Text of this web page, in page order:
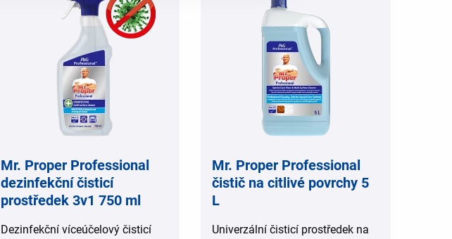
Mr. Proper Professional
dezinfekční čisticí
prostředek 3v1 750 ml
Dezinfekční víceúčelový čisticí
Mr. Proper Professional
čistič na citlivé povrchy 5
L
Univerzální čisticí prostředek na